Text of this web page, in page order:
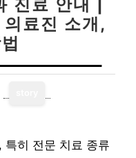
진료 안내 |
료진 소개,
특히 전문 치료 종류